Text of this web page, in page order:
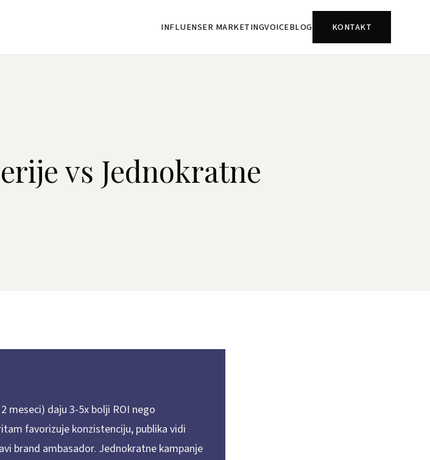
INFLUENSER MARKETINGVOICEBLOG KONTAKT
vs Jednokratne
meseci) daju 3-5x bolji ROI nego
favorizuje konzistenciju, publika vidi
brand ambasador. Jednokratne kampanje